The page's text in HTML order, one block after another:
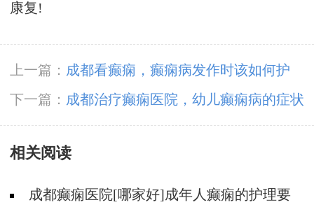
康复!
上一篇： 成都看癫痫，癫痫病发作时该如何护
理?
下一篇： 成都治疗癫痫医院，幼儿癫痫病的症状
有哪些?
相关阅读
成都癫痫医院[哪家好]成年人癫痫的护理要